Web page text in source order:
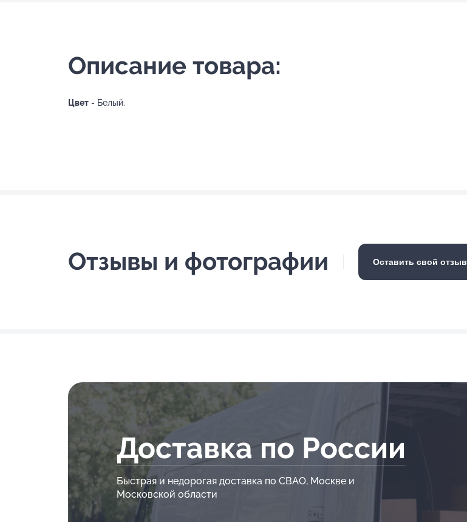
Описание товара:
Цвет - Белый.
Отзывы и фотографии Оставить свой отзыв
Доставка по России
Быстрая и недорогая доставка по СВАО, Москве и
Московской области